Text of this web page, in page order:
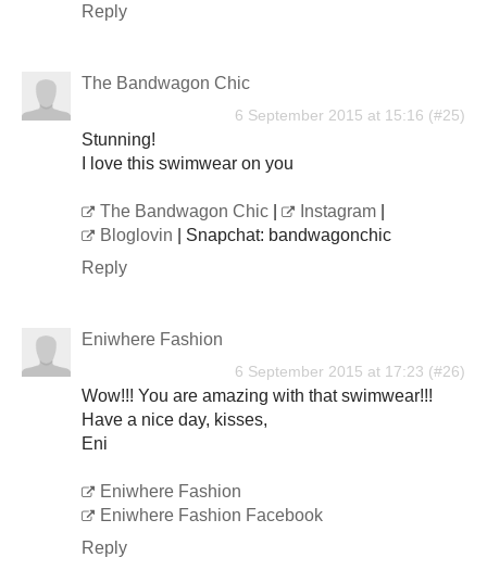
Reply
The Bandwagon Chic
6 September 2015 at 15:16
Stunning!
I love this swimwear on you
The Bandwagon Chic Instagram
Bloglovin | Snapchat: bandwagonchic
Reply
Eniwhere Fashion
6 September 2015 at 17:23
Wow!!! You are amazing with that swimwear!!!
Have a nice day, kisses,
Eni
Eniwhere Fashion
Eniwhere Fashion Facebook
Reply